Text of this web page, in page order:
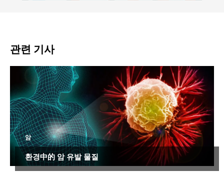
관련 기사
암
환경中的 암 유발 물질